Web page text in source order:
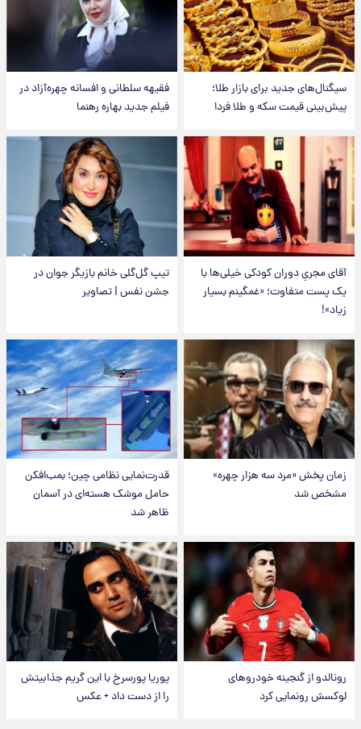
سیگنال‌های جدید برای بازار طلا؛
پیش‌بینی قیمت سکه و طلا فردا
فقیهه سلطانی و افسانه چهره‌آزاد در
فیلم جدید بهاره رهنما
آقای مجریِ دوران کودکی خیلی‌ها با
یک پست متفاوت؛ «غمگینم بسیار
زیاد»!
تیپ گل‌گلی خانم بازیگر جوان در
جشن نفس | تصاویر
زمان پخش «مرد سه هزار چهره»
مشخص شد
قدرت‌نمایی نظامی چین؛ بمب‌افکن
حامل موشک هسته‌ای در آسمان
ظاهر شد
رونالدو از گنجینه خودروهای
لوکسش رونمایی کرد
پوریا پورسرخ با این گریم جذابیتش
را از دست داد + عکس